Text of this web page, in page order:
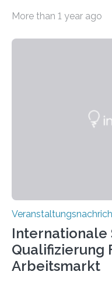
der Goethe-Universität
für neurologische und
More than 1 year ago
Internationale
Qualifizierung
Arbeitsmarkt